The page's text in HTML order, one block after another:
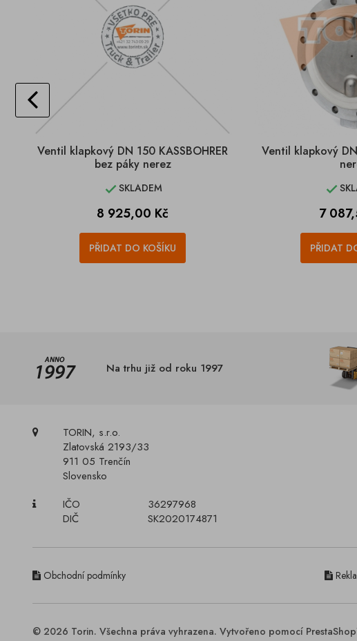
Ventil klapkový DN 150 KASSBOHRER
bez páky nerez
SKLADEM
Cena
8 925,00 Kč
PŘIDAT DO KOŠÍKU
Ventil klapkový

Cena
7
PŘIDAT
Na trhu již od roku 1997
TORIN, s.r.o.
Zlatovská 2193/33
911 05 Trenčín
Slovensko
IČO
36297968
DIČ
SK2020174871
Obchodní podmínky
© 2026 Torin. Všechna práva vyhrazena. Vytvořeno pomocí